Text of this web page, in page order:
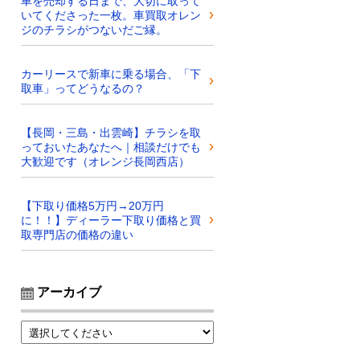
いてくださった一枚。車買取オレン
ジのチラシがつないだご縁。
カーリースで新車に乗る場合、「下
取車」ってどうなるの？
【長岡・三島・出雲崎】チラシを取
っておいたあなたへ｜相談だけでも
大歓迎です（オレンジ長岡西店）
【下取り価格5万円→20万円
に！！】ディーラー下取り価格と買
取専門店の価格の違い
アーカイブ